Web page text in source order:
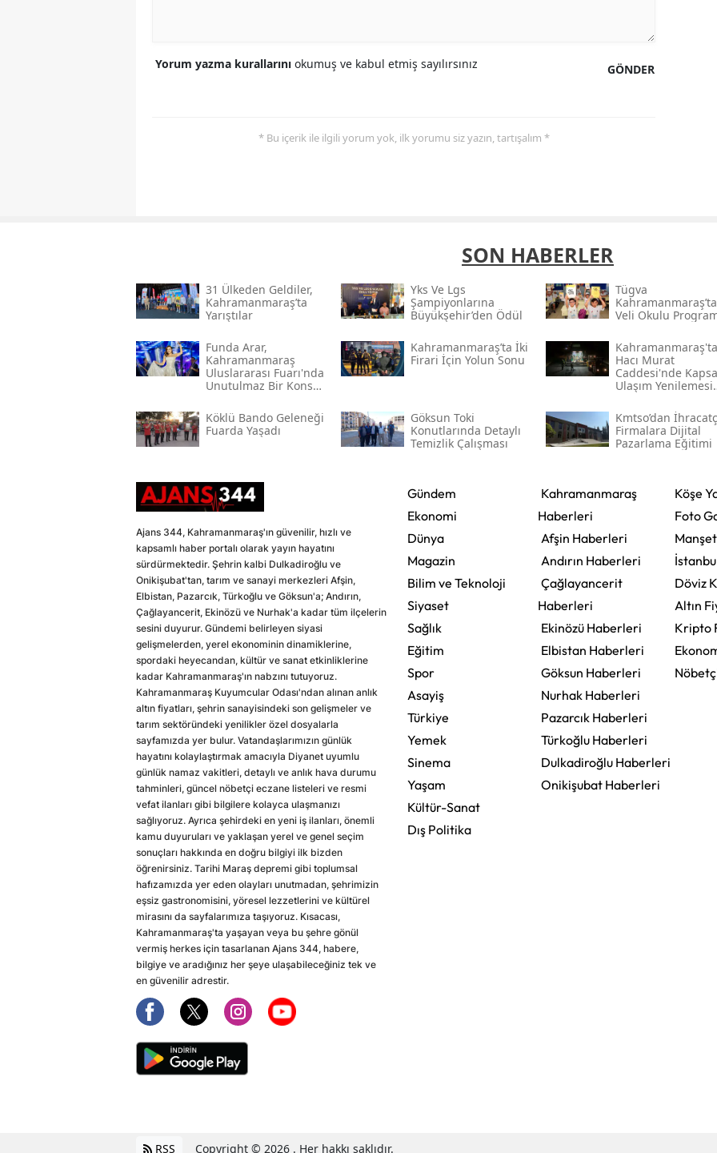
GÖNDER
Yorum yazma kurallarını okumuş ve kabul etmiş sayılırsınız
* Bu içerik ile ilgili yorum yok, ilk yorumu siz yazın, tartışalım *
SON HABERLER
31 Ülkeden Geldiler,
Kahramanmaraş’ta
Yarıştılar
Yks Ve Lgs
Şampiyonlarına
Büyükşehir’den Ödül
Tügva
Kahramanmaraş’ta
Veli Okulu
Funda Arar,
Kahramanmaraş
Uluslararası Fuarı'nda
Unutulmaz Bir Konser
Kahramanmaraş’ta İki
Firari İçin Yolun Sonu
Kahramanmaraş'ta
Hacı Murat
Caddesi'nde
Ulaşım Yenilemesi
Köklü Bando Geleneği
Fuarda Yaşadı
Göksun Toki̇
Konutlarında Detaylı
Temizlik Çalışması
Kmtso’dan
Firmalara Dijital
Pazarlama Eğitimi
Ajans 344, Kahramanmaraş'ın güvenilir, hızlı ve
kapsamlı haber portalı olarak yayın hayatını
sürdürmektedir. Şehrin kalbi Dulkadiroğlu ve
Onikişubat'tan, tarım ve sanayi merkezleri Afşin,
Elbistan, Pazarcık, Türkoğlu ve Göksun'a; Andırın,
Çağlayancerit, Ekinözü ve Nurhak'a kadar tüm ilçelerin
sesini duyurur. Gündemi belirleyen siyasi
gelişmelerden, yerel ekonominin dinamiklerine,
spordaki heyecandan, kültür ve sanat etkinliklerine
kadar Kahramanmaraş'ın nabzını tutuyoruz.
Kahramanmaraş Kuyumcular Odası'ndan alınan anlık
altın fiyatları, şehrin sanayisindeki son gelişmeler ve
tarım sektöründeki yenilikler özel dosyalarla
sayfamızda yer bulur. Vatandaşlarımızın günlük
hayatını kolaylaştırmak amacıyla Diyanet uyumlu
günlük namaz vakitleri, detaylı ve anlık hava durumu
tahminleri, güncel nöbetçi eczane listeleri ve resmi
vefat ilanları gibi bilgilere kolayca ulaşmanızı
sağlıyoruz. Ayrıca şehirdeki en yeni iş ilanları, önemli
kamu duyuruları ve yaklaşan yerel ve genel seçim
sonuçları hakkında en doğru bilgiyi ilk bizden
öğrenirsiniz. Tarihi Maraş depremi gibi toplumsal
hafızamızda yer eden olayları unutmadan, şehrimizin
eşsiz gastronomisini, yöresel lezzetlerini ve kültürel
mirasını da sayfalarımıza taşıyoruz. Kısacası,
Kahramanmaraş'ta yaşayan veya bu şehre gönül
vermiş herkes için tasarlanan Ajans 344, habere,
bilgiye ve aradığınız her şeye ulaşabileceğiniz tek ve
en güvenilir adrestir.
Gündem
Ekonomi
Dünya
Magazin
Bilim ve Teknoloji
Siyaset
Sağlık
Eğitim
Spor
Asayiş
Türkiye
Yemek
Sinema
Yaşam
Kültür-Sanat
Dış Politika
Kahramanmaraş
Haberleri
Afşin Haberleri
Andırın Haberleri
Çağlayancerit
Haberleri
Ekinözü Haberleri
Elbistan Haberleri
Göksun Haberleri
Nurhak Haberleri
Pazarcık Haberleri
Türkoğlu Haberleri
Dulkadiroğlu Haberleri
Onikişubat Haberleri
Köşe
Foto
Döviz
Altın
Kripto
RSS Copyright © 2026 . Her hakkı saklıdır.